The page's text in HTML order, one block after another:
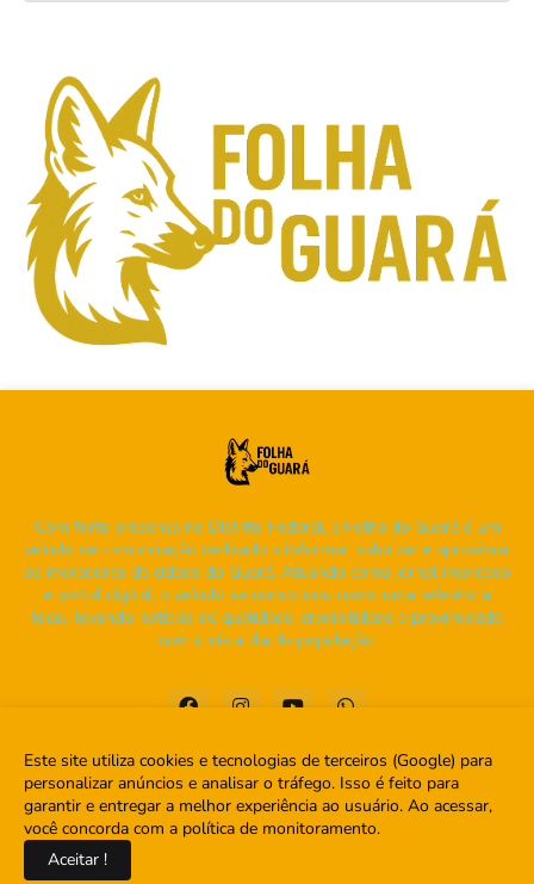
Com forte presença no Distrito Federal, a Folha do Guará é um
veículo de comunicação dedicado a informar, valorizar e aproximar
os moradores da cidade do Guará. Atuando como jornal impresso
e portal digital, o veículo se consolidou como uma referência
local, levando notícias de qualidade, credibilidade e proximidade
com o dia a dia da população.
Home Sobre Contato
Este site utiliza cookies e tecnologias de terceiros (Google) para
personalizar anúncios e analisar o tráfego. Isso é feito para
garantir e entregar a melhor experiência ao usuário. Ao acessar,
você concorda com a política de monitoramento.
Aceitar !